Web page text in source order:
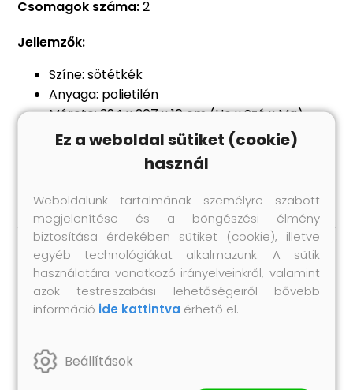
Csomagok száma:2
Jellemzők:
Színe: sötétkék
Anyaga: polietilén
Mérete: 394 x 207 x 10 cm (Ho x Szé x Ma)
Súlya: 90 g/m²
A csomag tartalma:
2 db medencetakaró
Hasonló termékek
Ez a weboldal sütiket (cookie)
használ
Weboldalunk tartalmának személyre szabott
megjelenítése és a böngészési élmény
biztosítása érdekében sütiket (cookie), illetve
egyéb technológiákat alkalmazunk. A sütik
használatára vonatkozó irányelveinkről, valamint
azok testreszabási lehetőségeiről bővebb
információ ide kattintva érhető el.
Beállítások